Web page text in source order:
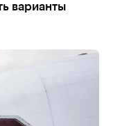
варианты